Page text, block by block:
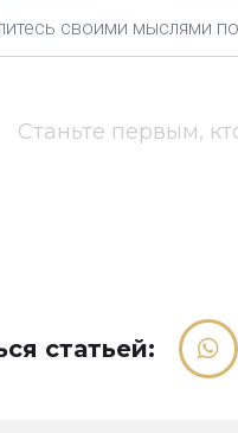
Станьте первым,
статьей: